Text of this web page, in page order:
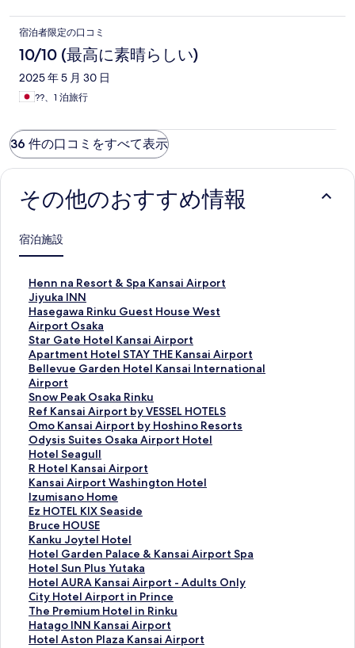
宿泊者限定の口コミ
10/10 (最高に素晴らしい)
2025 年 5 月 30 日
??、1 泊旅行
36 件の口コミをすべて表示
その他のおすすめ情報
宿泊施設
Henn na Resort & Spa Kansai Airport
H
e
n
n
n
a
R
e
s
o
r
t
&
S
p
a
K
a
n
s
a
i
A
i
r
p
Jiyuka INN
J
i
y
u
k
a
I
N
N
の
ペ
ー
ジ
を
開
く
リ
ン
ク
Hasegawa Rinku Guest House West
H
a
s
e
g
a
w
a
R
i
n
k
u
G
u
e
s
t
H
o
u
s
e
W
Airport Osaka
A
i
r
p
o
r
t
O
s
a
k
a
の
ペ
ー
ジ
を
開
く
リ
ン
ク
Star Gate Hotel Kansai Airport
S
t
a
r
G
a
t
e
H
o
t
e
l
K
a
n
s
a
i
A
i
r
Apartment Hotel STAY THE Kansai Airport
A
p
a
r
t
m
e
n
t
H
o
t
e
l
S
T
A
Y
T
H
E
Bellevue Garden Hotel Kansai International
Airport
B
e
l
l
e
v
u
e
G
a
r
d
e
n
H
o
t
e
l
K
Snow Peak Osaka Rinku
S
n
o
w
P
e
a
k
O
s
a
k
a
R
i
n
k
u
Ref Kansai Airport by VESSEL HOTELS
R
e
f
K
a
n
s
a
i
A
i
r
p
o
r
t
b
Omo Kansai Airport by Hoshino Resorts
O
m
o
K
a
n
s
a
i
A
i
r
p
o
r
t
Odysis Suites Osaka Airport Hotel
O
d
y
s
i
s
S
u
i
t
e
s
O
s
a
Hotel Seagull
H
o
t
e
l
S
e
a
g
u
l
l
の
ペ
R Hotel Kansai Airport
R
H
o
t
e
l
K
a
n
s
a
i
A
Kansai Airport Washington Hotel
K
a
n
s
a
i
A
i
r
p
o
r
Izumisano Home
I
z
u
m
i
s
a
n
o
H
o
Ez HOTEL KIX Seaside
E
z
H
O
T
E
L
K
I
X
Bruce HOUSE
B
r
u
c
e
H
O
U
S
Kanku Joytel Hotel
K
a
n
k
u
J
o
y
Hotel Garden Palace & Kansai Airport Spa
H
o
t
e
l
G
a
Hotel Sun Plus Yutaka
H
o
t
e
l
S
Hotel AURA Kansai Airport - Adults Only
H
o
t
e
l
City Hotel Airport in Prince
C
i
t
y
The Premium Hotel in Rinku
T
h
e
Hatago INN Kansai Airport
H
a
Hotel Aston Plaza Kansai Airport
H